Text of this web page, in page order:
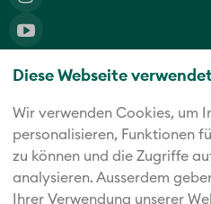
Diese Webseite
Wir verwenden Cookies, um
personalisieren, Funktionen
zu können und die Zugriffe
analysieren. Außerdem
Ihrer Verwendung unserer
Die fünf starken Marken der